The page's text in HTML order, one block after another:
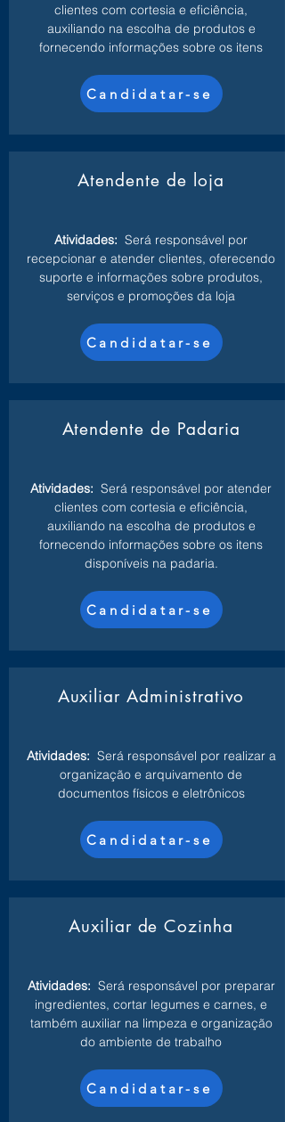
clientes com cortesia e eficiência,
auxiliando na escolha de produtos e
fornecendo informações sobre os itens
Candidatar-se
Atendente de loja
Atividades: Será responsável por
recepcionar e atender clientes, oferecendo
suporte e informações sobre produtos,
serviços e promoções da loja
Candidatar-se
Atendente de Padaria
Atividades: Será responsável por atender
clientes com cortesia e eficiência,
auxiliando na escolha de produtos e
fornecendo informações sobre os itens
disponíveis na padaria.
Candidatar-se
Auxiliar Administrativo
Atividades: Será responsável por realizar a
organização e arquivamento de
documentos físicos e eletrônicos
Candidatar-se
Auxiliar de Cozinha
Atividades: Será responsável por preparar
ingredientes, cortar legumes e carnes, e
também auxiliar na limpeza e organização
do ambiente de trabalho
Candidatar-se